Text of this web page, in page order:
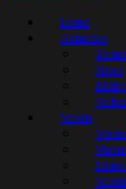
Home
Aktuelles
News
Bilder
Verein